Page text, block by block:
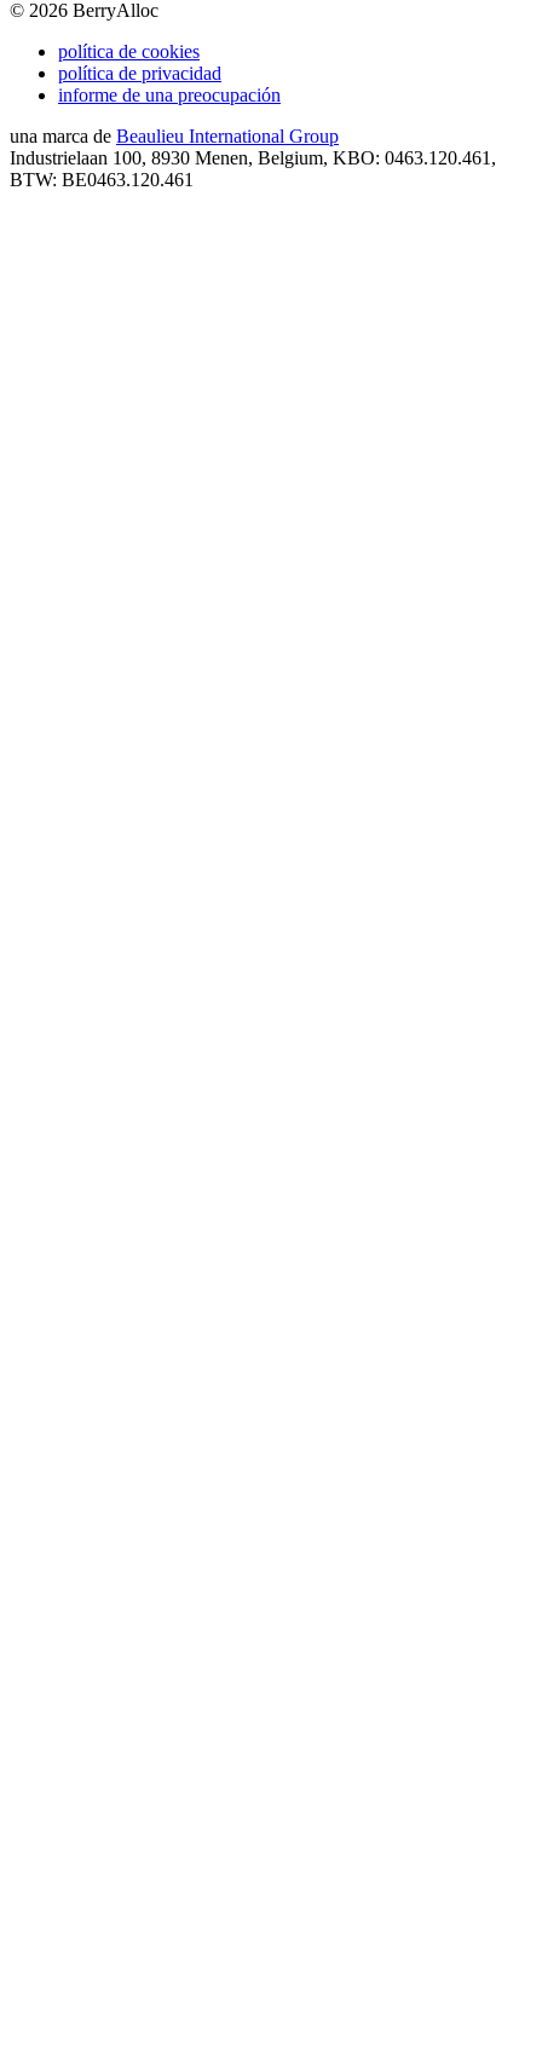
© 2026 BerryAlloc
política de cookies
política de privacidad
informe de una preocupación
una marca de Beaulieu International Group
Industrielaan 100, 8930 Menen, Belgium, KBO: 0463.120.461,
BTW: BE0463.120.461